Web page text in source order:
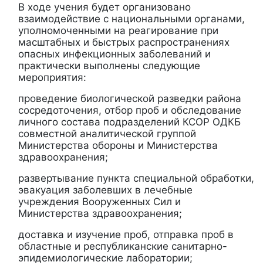
В ходе учения будет организовано
взаимодействие с национальными органами,
уполномоченными на реагирование при
масштабных и быстрых распространениях
опасных инфекционных заболеваний и
практически выполнены следующие
мероприятия:
проведение биологической разведки района
сосредоточения, отбор проб и обследование
личного состава подразделений КСОР ОДКБ
совместной аналитической группой
Министерства обороны и Министерства
здравоохранения;
развертывание пункта специальной обработки,
эвакуация заболевших в лечебные
учреждения Вооруженных Сил и
Министерства здравоохранения;
доставка и изучение проб, отправка проб в
областные и республиканские санитарно-
эпидемиологические лаборатории;